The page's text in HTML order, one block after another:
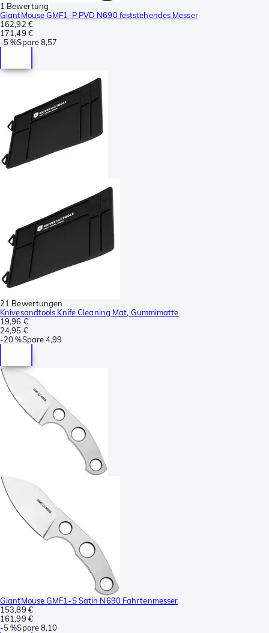
1 Bewertung
GiantMouse GMF1-P PVD N690 feststehendes Messer
162,92 €
171,49 €
-5 %Spare8,57
21 Bewertungen
Knivesandtools Knife Cleaning Mat, Gummimatte
19,96 €
24,95 €
-20 %Spare4,99
GiantMouse GMF1-S Satin N690 Fahrtenmesser
153,89 €
161,99 €
-5 %Spare8,10